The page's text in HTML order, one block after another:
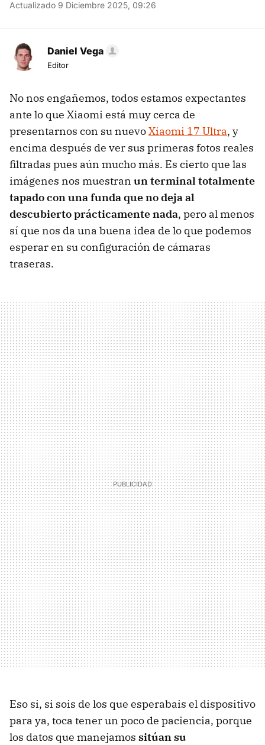
Actualizado 9 Diciembre 2025, 09:26
Daniel Vega
Editor
No nos engañemos, todos estamos expectantes
ante lo que Xiaomi está muy cerca de
presentarnos con su nuevoXiaomi 17 Ultra, y
encima después de ver sus primeras fotos reales
filtradas pues aún mucho más. Es cierto que las
imágenes nos muestran un terminal totalmente
tapado con una funda que no deja al
descubierto prácticamente nada, pero al menos
sí que nos da una buena idea de lo que podemos
esperar en su configuración de cámaras
traseras.
Eso si, si sois de los que esperabais el dispositivo
para ya, toca tener un poco de paciencia, porque
los datos que manejamos sitúan su